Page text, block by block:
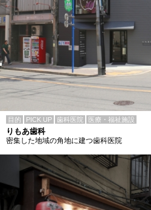
目的 PICK UP 歯科医院 医療・福祉施設
りもあ歯科
密集した地域の角地に建つ歯科医院